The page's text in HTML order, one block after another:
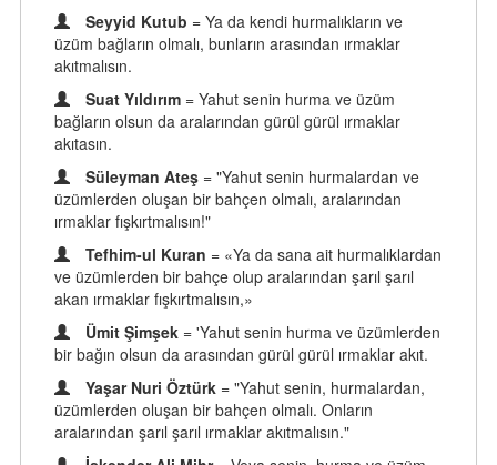
Seyyid Kutub = Ya da kendi hurmalıkların ve
üzüm bağların olmalı, bunların arasından ırmaklar
akıtmalısın.
Suat Yıldırım = Yahut senin hurma ve üzüm
bağların olsun da aralarından gürül gürül ırmaklar
akıtasın.
Süleyman Ateş = "Yahut senin hurmalardan ve
üzümlerden oluşan bir bahçen olmalı, aralarından
ırmaklar fışkırtmalısın!"
Tefhim-ul Kuran = «Ya da sana ait hurmalıklardan
ve üzümlerden bir bahçe olup aralarından şarıl şarıl
akan ırmaklar fışkırtmalısın,»
Ümit Şimşek = 'Yahut senin hurma ve üzümlerden
bir bağın olsun da arasından gürül gürül ırmaklar akıt.
Yaşar Nuri Öztürk = "Yahut senin, hurmalardan,
üzümlerden oluşan bir bahçen olmalı. Onların
aralarından şarıl şarıl ırmaklar akıtmalısın."